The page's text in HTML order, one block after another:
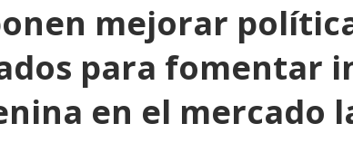
mejorar
para fomentar
en el mercado